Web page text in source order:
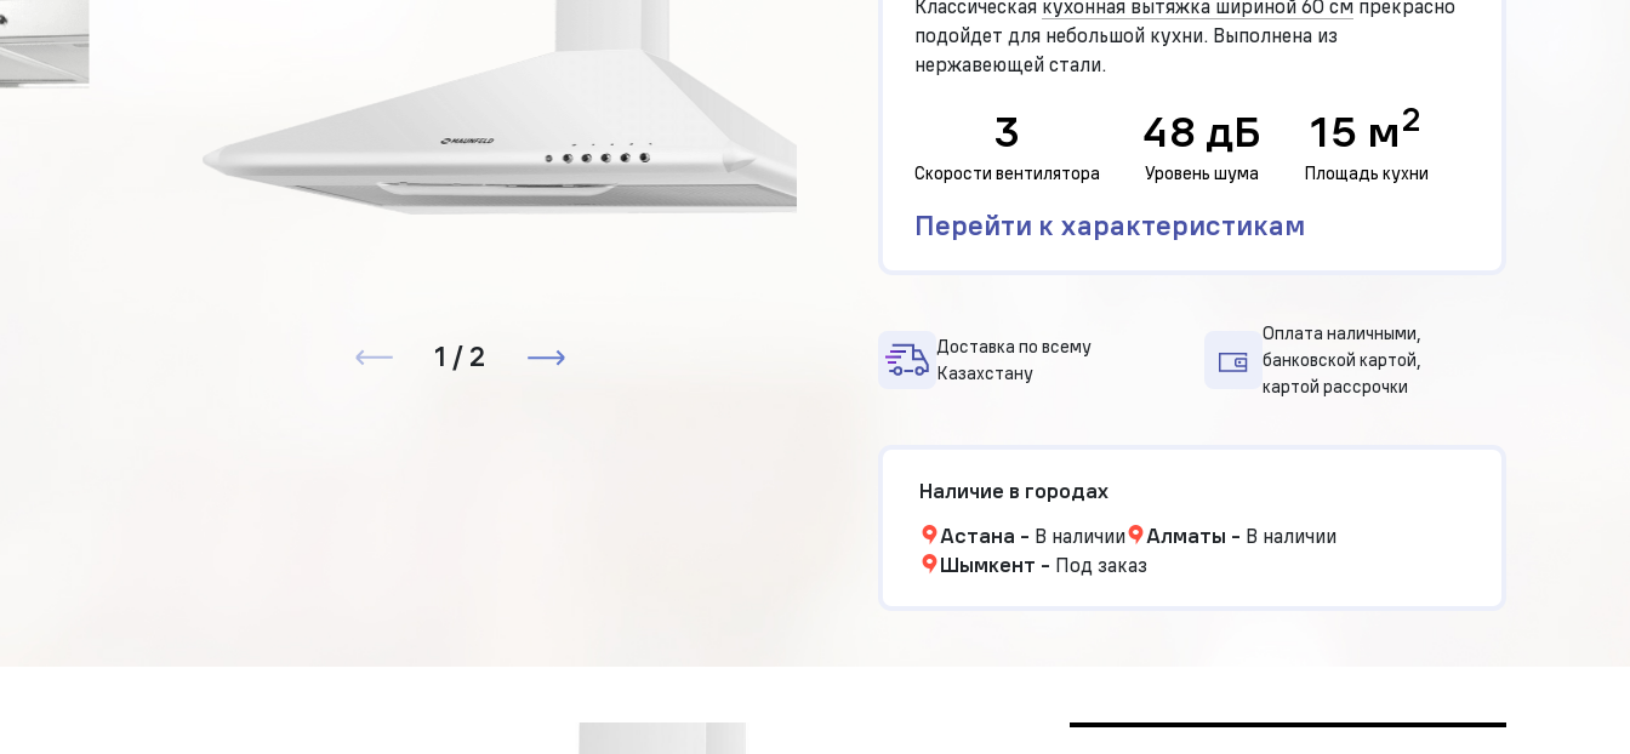
1 / 2
Классическая кухонная вытяжка шириной 60 смпрекрасно
подойдет для небольшой кухни. Выполнена из
нержавеющей стали.
3
Скорости вентилятора
48 дБ
Уровень шума
15 м2
Площадь кухни
Перейти к характеристикам
Доставка по всему
Казахстану
Оплата наличными,
банковской картой,
картой рассрочки
Наличие в городах
Астана - В наличии Алматы - В наличии
Шымкент - Под заказ